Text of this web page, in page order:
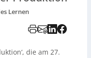
Lernen
die am 27.